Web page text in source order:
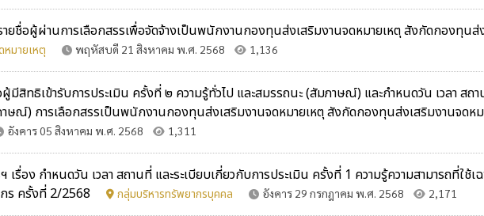
ยชื่อผู้ผ่านการเลือกสรรเพื่อจัดจ้างเป็นพนักงานกองทุนส่งเสริมงานจดหมายเหตุ สังกัดกองทุนส่
หมายเหตุ พฤหัสบดี 21 สิงหาคม พ.ศ. 2568 1,136
สิทธิเข้ารับการประเมิน ครั้งที่ ๒ ความรู้ทั่วไป และสมรรถนะ (สัมภาษณ์) และกำหนดวัน เวลา สถ
าษณ์) การเลือกสรรเป็นพนักงานกองทุนส่งเสริมงานจดหมายเหตุ สังกัดกองทุนส่งเสริมงานจดห
อังคาร 05 สิงหาคม พ.ศ. 2568 1,311
รื่อง กำหนดวัน เวลา สถานที่ และระเบียบเกี่ยวกับการประเมิน ครั้งที่ 1 ความรู้ความสามารถที่ใช้เ
ร ครั้งที่ 2/2568
กลุ่มบริหารทรัพยากรบุคคล อังคาร 29 กรกฎาคม พ.ศ. 2568 2,171